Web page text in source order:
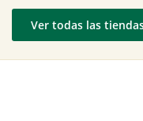
Ver todas las